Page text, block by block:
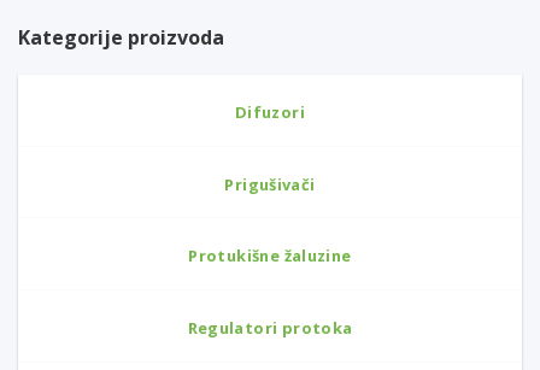
Kategorije proizvoda
Difuzori
Prigušivači
Protukišne žaluzine
Regulatori protoka